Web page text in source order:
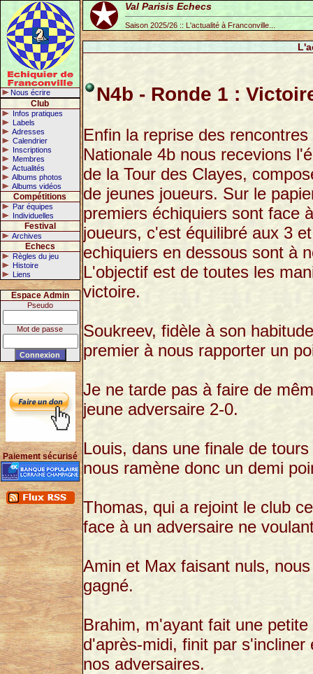
Nous écrire
Club
Infos pratiques
Labels
Adresses
Calendrier
Inscriptions
Membres
Actualités
Albums photos
Albums vidéos
Compétitions
Par équipes
Individuelles
Festival
Archives
Echecs
Règles du jeu
Histoire
Liens
Espace Admin
Pseudo
Mot de passe
Paiement sécurisé
Val Parisis Echecs
Saison 2025/26 :: L'actualité à Franconville...
N4b - Ronde 1 :
Enfin la reprise des
Nationale 4b nous recevions
de la Tour des Clayes,
de jeunes joueurs. Sur le
premiers échiquiers sont face
joueurs, c'est équilibré aux 3
echiquiers en dessous sont à
L'objectif est de toutes les
victoire.
Soukreev, fidèle à son
premier à nous rapporter un
Je ne tarde pas à faire de
jeune adversaire 2-0.
Louis, dans une finale de
nous ramène donc un demi
Thomas, qui a rejoint le club
face à un adversaire ne
Amin et Max faisant nuls,
gagné.
Brahim, m'ayant fait une
d'après-midi, finit par
nos adversaires.